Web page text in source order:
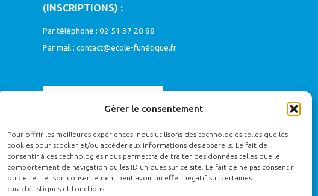
Gérer le consentement
Pour offrir les meilleures expériences, nous utilisons des technologies telles que les
cookies pour stocker et/ou accéder aux informations des appareils. Le fait de
consentir à ces technologies nous permettra de traiter des données telles que le
comportement de navigation ou les ID uniques sur ce site. Le fait de ne pas consentir
ou de retirer son consentement peut avoir un effet négatif sur certaines
caractéristiques et fonctions.
(INSCRIPTIONS) :
Par téléphone : 02 51 37 28 88
Par mail : contact@ecole-funétique.fr